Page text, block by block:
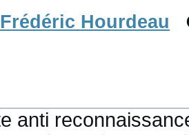
Frédéric Hourdeau